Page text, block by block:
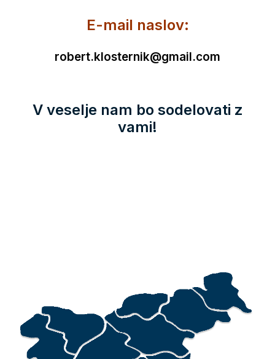
E-mail naslov:
robert.klosternik@gmail.com
V veselje nam bo sodelovati z
vami!